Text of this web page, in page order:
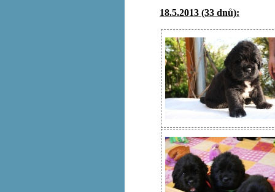
18.5.2013 (33 dnů):